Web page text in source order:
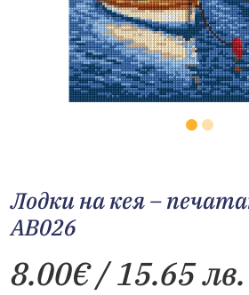
Лодки на кея –
AB026
8.00€/ 15.65 лв.